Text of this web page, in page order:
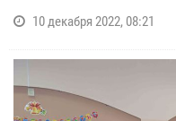
10 декабря 2022, 08:21